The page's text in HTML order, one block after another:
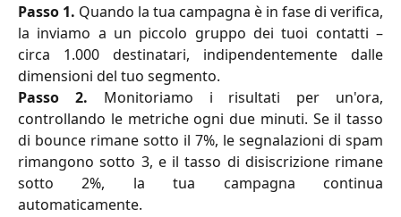
Passo 1. Quando la tua campagna è in fase di verifica,
la inviamo a un piccolo gruppo dei tuoi contatti –
circa 1.000 destinatari, indipendentemente dalle
dimensioni del tuo segmento.
Passo 2. Monitoriamo i risultati per un'ora,
controllando le metriche ogni due minuti. Se il tasso
di bounce rimane sotto il 7%, le segnalazioni di spam
rimangono sotto 3, e il tasso di disiscrizione rimane
sotto 2%, la tua campagna continua
automaticamente.